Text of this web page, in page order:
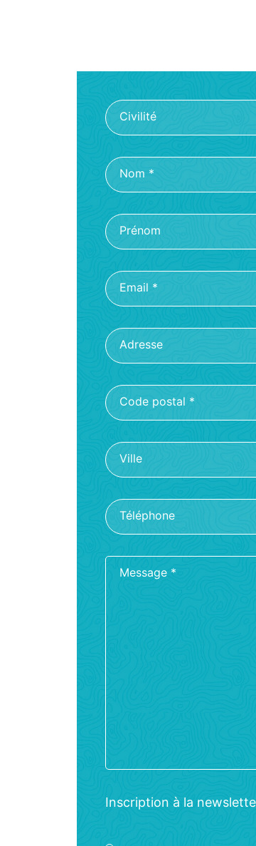
Civilité
Nom *
Prénom
Email *
Adresse
Code postal *
Ville
Téléphone
Message *
Inscription à la